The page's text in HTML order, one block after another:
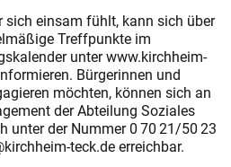
sich einsam fühlt, kann sich über
Treffpunkte im
unter www.kirchheim-
Bürgerinnen und
möchten, können sich an
der Abteilung Soziales
unter der Nummer 0 70 21/50 23
teck.de erreichbar.